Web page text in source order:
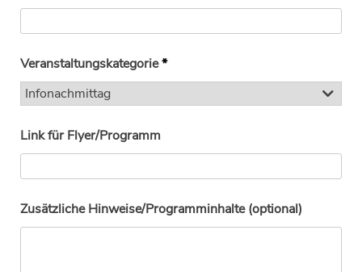
Veranstaltungskategorie*
Link für Flyer/Programm
Zusätzliche Hinweise/Programminhalte (optional)